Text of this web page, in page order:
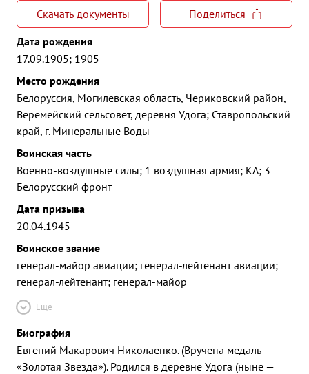
Скачать документы
Поделиться
Дата рождения
17.09.1905; 1905
Место рождения
Белоруссия, Могилевская область, Чериковский район,
Веремейский сельсовет, деревня Удога; Ставропольский
край, г. Минеральные Воды
Воинская часть
Военно-воздушные силы; 1 воздушная армия; КА; 3
Белорусский фронт
Дата призыва
20.04.1945
Воинское звание
генерал-майор авиации; генерал-лейтенант авиации;
генерал-лейтенант; генерал-майор
Ещё
Биография
Евгений Макарович Николаенко. (Вручена медаль
«Золотая Звезда»). Родился в деревне Удога (ныне —